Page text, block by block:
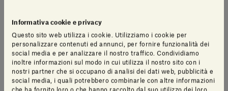
Informativa cookie e privacy
Questo sito web utilizza i cookie. Utilizziamo i cookie per
personalizzare contenuti ed annunci, per fornire funzionalità dei
social media e per analizzare il nostro traffico. Condividiamo
inoltre informazioni sul modo in cui utilizza il nostro sito con i
nostri partner che si occupano di analisi dei dati web, pubblicità e
social media, i quali potrebbero combinarle con altre informazioni
che ha fornito loro o che hanno raccolto dal suo utilizzo dei loro